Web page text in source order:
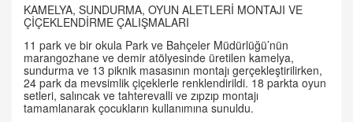
KAMELYA, SUNDURMA, OYUN ALETLERİ MONTAJI VE
ÇİÇEKLENDİRME ÇALIŞMALARI
11 park ve bir okula Park ve Bahçeler Müdürlüğü’nün
marangozhane ve demir atölyesinde üretilen kamelya,
sundurma ve 13 piknik masasının montajı gerçekleştirilirken,
24 park da mevsimlik çiçeklerle renklendirildi. 18 parkta oyun
setleri, salıncak ve tahterevalli ve zıpzıp montajı
tamamlanarak çocukların kullanımına sunuldu.